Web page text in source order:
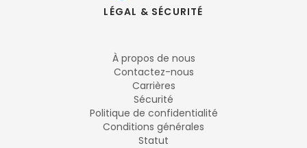
LÉGAL & SÉCURITÉ
À propos de nous
Contactez-nous
Carrières
Sécurité
Politique de confidentialité
Conditions générales
Statut